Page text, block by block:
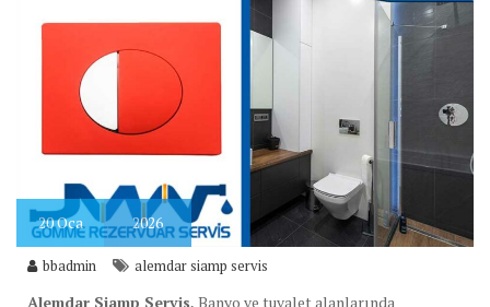
20Oca 2026
bbadmin alemdar siamp servis
Alemdar Siamp Servis, Banyo ve tuvalet alanlarında